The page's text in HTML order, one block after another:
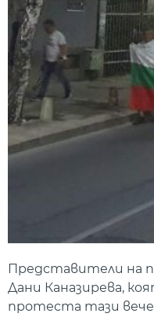
Представители на
Дани Каназирева,
протеста тази